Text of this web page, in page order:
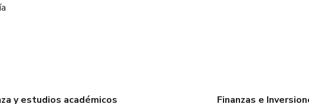
y estudios académicos
Finanzas e